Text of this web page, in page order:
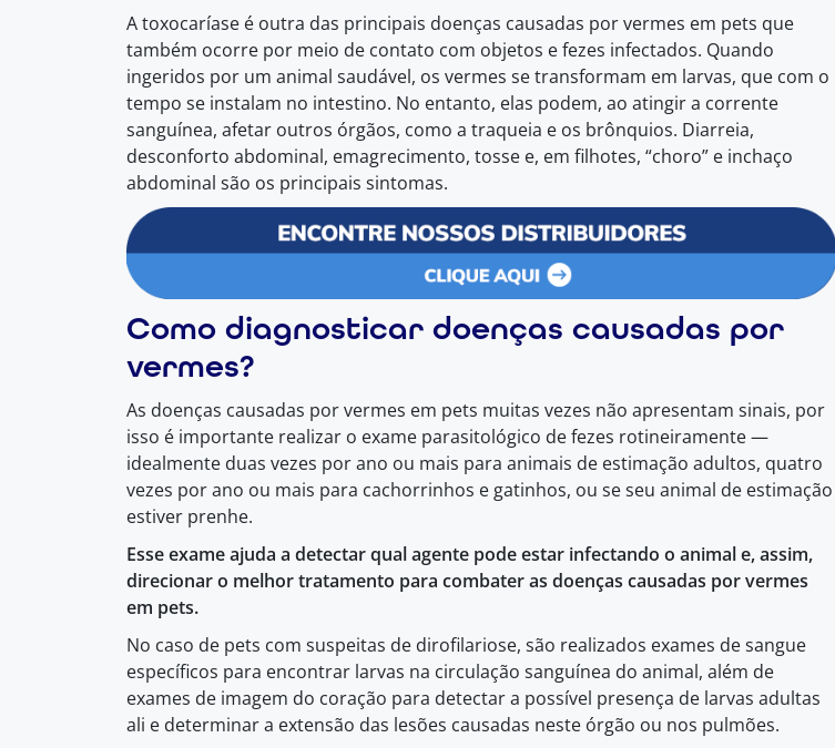
A toxocaríase é outra das principais doenças causadas por vermes em pets que
também ocorre por meio de contato com objetos e fezes infectados. Quando
ingeridos por um animal saudável, os vermes se transformam em larvas, que com o
tempo se instalam no intestino. No entanto, elas podem, ao atingir a corrente
sanguínea, afetar outros órgãos, como a traqueia e os brônquios. Diarreia,
desconforto abdominal, emagrecimento, tosse e, em filhotes, “choro” e inchaço
abdominal são os principais sintomas.
Como diagnosticar doenças causadas por
vermes?
As doenças causadas por vermes em pets muitas vezes não apresentam sinais, por
isso é importante realizar o exame parasitológico de fezes rotineiramente —
idealmente duas vezes por ano ou mais para animais de estimação adultos, quatro
vezes por ano ou mais para cachorrinhos e gatinhos, ou se seu animal de estimação
estiver prenhe.
Esse exame ajuda a detectar qual agente pode estar infectando o animal e, assim,
direcionar o melhor tratamento para combater as doenças causadas por vermes
em pets.
No caso de pets com suspeitas de dirofilariose, são realizados exames de sangue
específicos para encontrar larvas na circulação sanguínea do animal, além de
exames de imagem do coração para detectar a possível presença de larvas adultas
ali e determinar a extensão das lesões causadas neste órgão ou nos pulmões.